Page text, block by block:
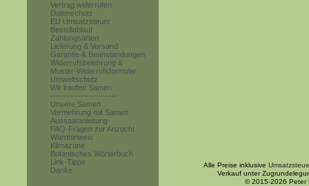
Vertrag widerrufen
Datenschutz
EU Umsatzsteuer
Bestellablauf
Zahlungsarten
Lieferung & Versand
Garantie & Beanstandungen
Widerrufsbelehrung &
Muster-Widerrufsformular
Umweltschutz
Wir kaufen Samen
------------------------
Unsere Samen
Vermehrung mit Samen
Aussaatanleitung
FAQ-Fragen zur Anzucht
Warnhinweis
Klimazone
Botanisches Wörterbuch
Link-Tipps
Danke
Alle Preise inklusive
Verkauf unter
© 2015-2026 Peter